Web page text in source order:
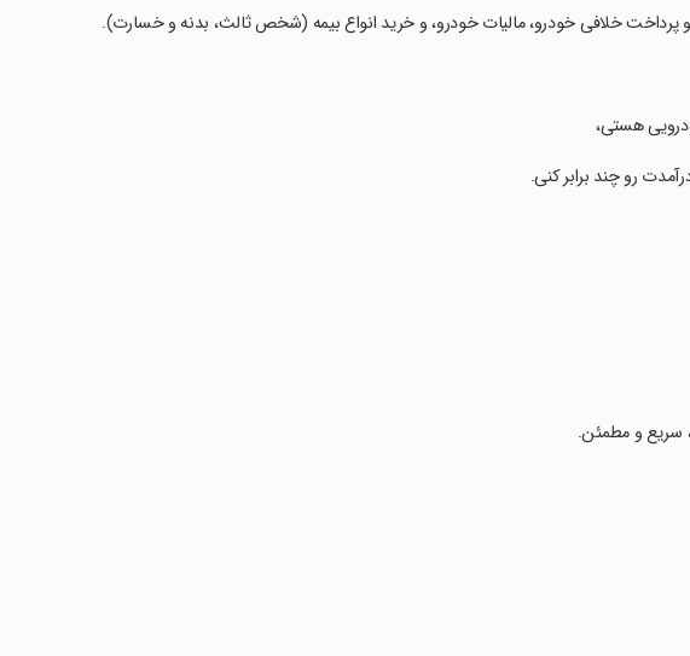
خلافی خودرو، مالیات خودرو، و خرید انواع بیمه (شخص ثالث، بدنه و خسارت).
هستی،
رو چند برابر کنی.
سریع و مطمئن.